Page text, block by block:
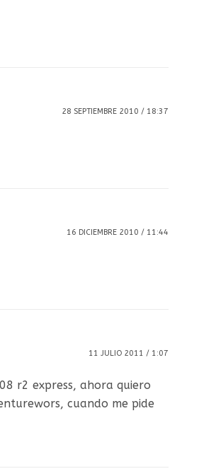
28 SEPTIEMBRE 2010 / 18:37
16 DICIEMBRE 2010 / 11:44
11 JULIO 2011 / 1:07
r2 express, ahora quiero
cuando me pide